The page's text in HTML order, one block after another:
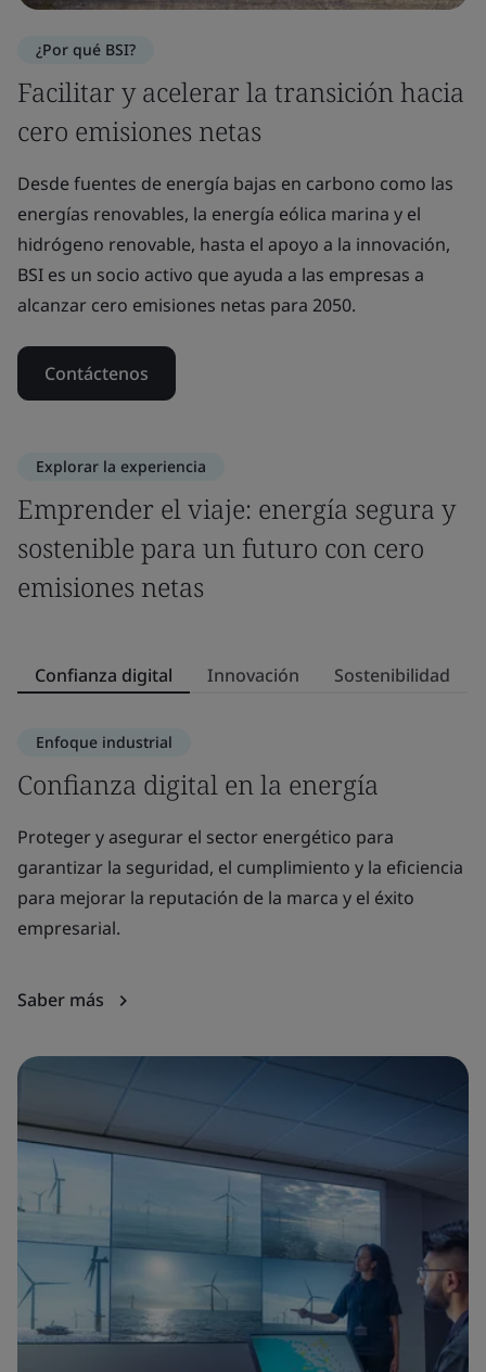
¿Por qué BSI?
Facilitar y acelerar la transición hacia
cero emisiones netas
Desde fuentes de energía bajas en carbono como las
energías renovables, la energía eólica marina y el
hidrógeno renovable, hasta el apoyo a la innovación,
BSI es un socio activo que ayuda a las empresas a
alcanzar cero emisiones netas para 2050.
Contáctenos
Explorar la experiencia
Emprender el viaje: energía segura y
sostenible para un futuro con cero
emisiones netas
Confianza digital Innovación Sostenibilidad
Enfoque industrial
Confianza digital en la energía
Proteger y asegurar el sector energético para
garantizar la seguridad, el cumplimiento y la eficiencia
para mejorar la reputación de la marca y el éxito
empresarial.
Saber más